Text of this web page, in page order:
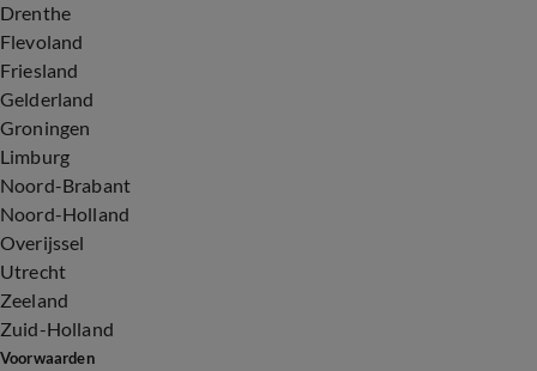
Drenthe
Flevoland
Friesland
Gelderland
Groningen
Limburg
Noord-Brabant
Noord-Holland
Overijssel
Utrecht
Zeeland
Zuid-Holland
Voorwaarden